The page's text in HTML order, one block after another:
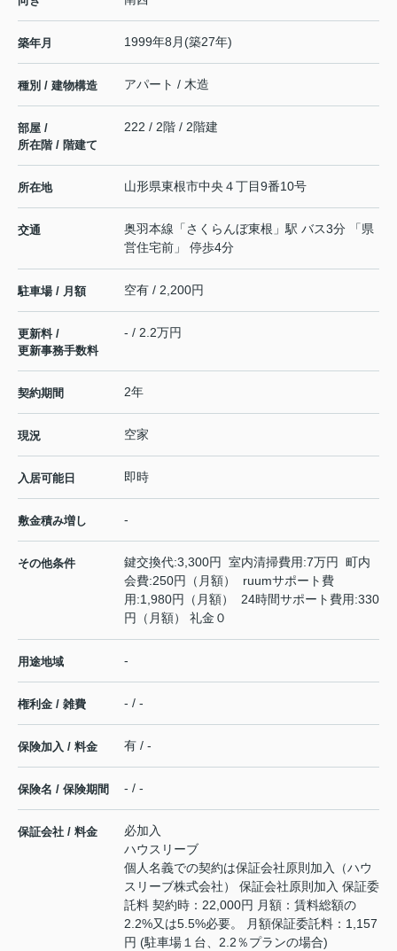
築年月 1999年8月(築27年)
種別 / 建物構造 アパート / 木造
部屋 /
所在階 / 階建て
222 / 2階 / 2階建
所在地 山形県東根市中央 ４丁目9番10号
交通 奥羽本線 「さくらんぼ東根 」駅 バス3分 「県
営住宅前」 停歩4分
駐車場 / 月額 空有 / 2,200円
更新料 /
更新事務手数料
- / 2.2万円
契約期間 2年
現況 空家
入居可能日 即時
敷金積み増し -
その他条件
鍵交換代:3,300円 室内清掃費用:7万円 町内
会費:250円（月額） ruumサポート費
用:1,980円（月額） 24時間サポート費用:330
円（月額） 礼金０
用途地域 -
権利金 / 雑費 - / -
保険加入 / 料金 有 / -
保険名 / 保険期間 - / -
保証会社 / 料金
必加入
ハウスリーブ
個人名義での契約は保証会社原則加入（ハウ
スリーブ株式会社） 保証会社原則加入 保証委
託料 契約時：22,000円 月額：賃料総額の
2.2%又は5.5%必要。 月額保証委託料：1,157
円 (駐車場１台、2.2％プランの場合)